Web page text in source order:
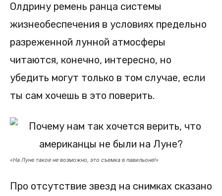
Олдрину ремень ранца системы
жизнеобеспечения в условиях предельно
разреженной лунной атмосферы
читаются, конечно, интересно, но
убедить могут только в том случае, если
ты сам хочешь в это поверить.
«На Луне такое не возможно, это съемка в павильоне!»
Про отсутствие звезд на снимках сказано